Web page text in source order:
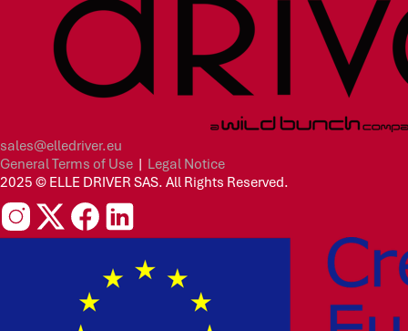
sales@elledriver.eu
General Terms of Use | Legal Notice
2025 © ELLE DRIVER SAS. All Rights Reserved.